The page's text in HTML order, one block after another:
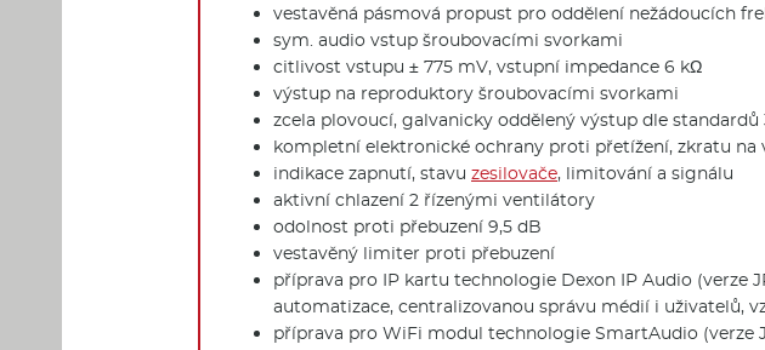
vestavěná pásmová propust pro oddělení nežádoucích
sym. audio vstup šroubovacími svorkami
citlivost vstupu ± 775 mV, vstupní impedance 6 kΩ
výstup na reproduktory šroubovacími svorkami
zcela plovoucí, galvanicky oddělený výstup dle standardů
kompletní elektronické ochrany proti přetížení, zkratu na
indikace zapnutí, stavu zesilovače, limitování a signálu
aktivní chlazení 2 řízenými ventilátory
odolnost proti přebuzení 9,5 dB
vestavěný limiter proti přebuzení
příprava pro IP kartu technologie Dexon IP Audio (verze
automatizace, centralizovanou správu médií i uživatelů,
příprava pro WiFi modul technologie SmartAudio (verze